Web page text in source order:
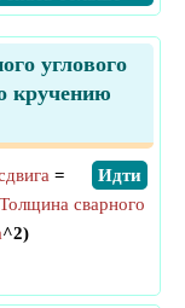
углового
кручению
​Идти
=
сварного
^2)